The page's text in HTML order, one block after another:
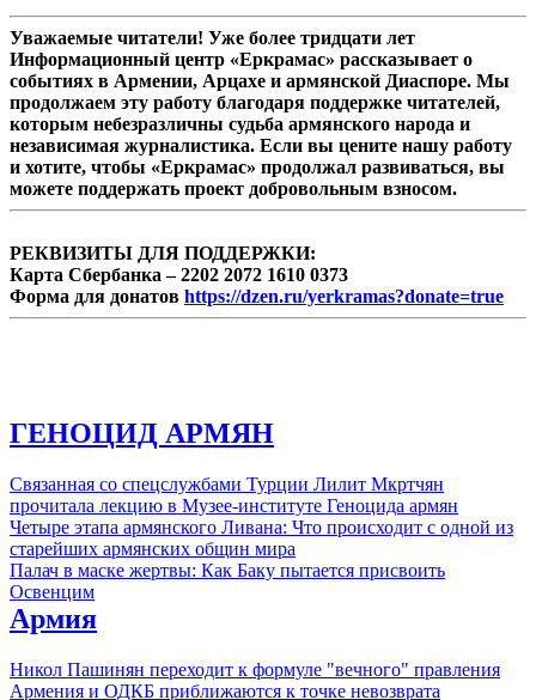
автономию и самоопределение. Об этом на
пресс-конференции на Капитолийском
холме, приуроченной к тысячному дню
незаконного удержания Азербайджаном
армянских военнопленных, заявил
конгрессмен США, сопредседатель
Армянского кокуса Брэд Шерман.
Уважаемые читатели! Уже более тридцати лет
Информационный центр «Еркрамас» рассказывает о
событиях в Армении, Арцахе и армянской Диаспоре. Мы
продолжаем эту работу благодаря поддержке читателей,
которым небезразличны судьба армянского народа и
независимая журналистика. Если вы цените нашу работу
и хотите, чтобы «Еркрамас» продолжал развиваться, вы
можете поддержать проект добровольным взносом.
РЕКВИЗИТЫ ДЛЯ ПОДДЕРЖКИ:
Карта Сбербанка – 2202 2072 1610 0373
Форма для донатов https://dzen.ru/yerkramas?donate=true
ГЕНОЦИД АРМЯН
Связанная со спецслужбами Турции Лилит Мкртчян
прочитала лекцию в Музее-институте Геноцида армян
Четыре этапа армянского Ливана: Что происходит с одной из
старейших армянских общин мира
Палач в маске жертвы: Как Баку пытается присвоить
Освенцим
Армия
Никол Пашинян переходит к формуле "вечного" правления
Армения и ОДКБ приближаются к точке невозврата